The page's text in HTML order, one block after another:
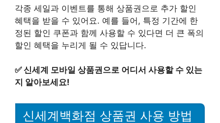
각종 세일과 이벤트를 통해 상품권으로 추가 할인
혜택을 받을 수 있어요. 예를 들어, 특정 기간에 한
정된 할인 쿠폰과 함께 사용할 수 있다면 더 큰 폭의
할인 혜택을 누리게 될 수 있답니다.
✅신세계 모바일 상품권으로 어디서 사용할 수 있는
지 알아보세요!
신세계백화점 상품권 사용 방법